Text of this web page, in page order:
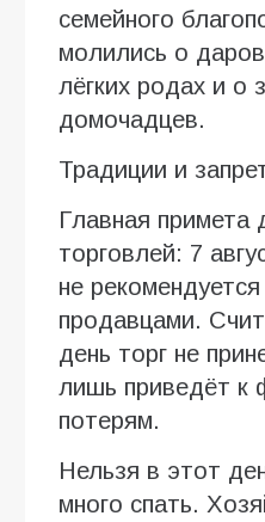
семейного
молились о
лёгких родах и о
домочадцев.
Традиции и
Главная примета
торговлей: 7
не
продавцами.
день торг не
лишь приведёт к
потерям.
Нельзя в этот
много спать.